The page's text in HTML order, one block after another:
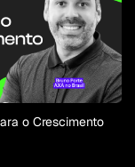
o Crescimento